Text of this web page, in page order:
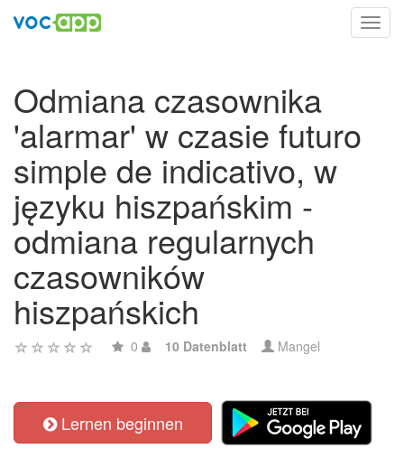
Odmiana czasownika
'alarmar' w czasie futuro
simple de indicativo, w
języku hiszpańskim -
odmiana regularnych
czasowników
hiszpańskich
0 10 Datenblatt Mangel
Lernen beginnen